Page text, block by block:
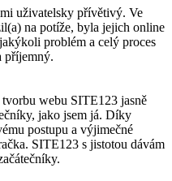
uživatelsky přívětivý. Ve
na potíže, byla jejich online
problém a celý proces
příjemný.
webu SITE123 jasně
jako jsem já. Díky
postupu a výjimečné
SITE123 s jistotou dávám